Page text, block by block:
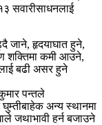
सवारीसाधनलाई
जाने, हृदयाघात हुने,
शक्तिमा कमी आउने,
बढी असर हुने
पन्तले
अन्य स्थानमा
जथाभावी हर्न बजाउने